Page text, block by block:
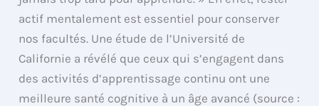
actif mentalement est essentiel pour conserver
nos facultés. Une étude de l’Université de
Californie a révélé que ceux qui s’engagent dans
des activités d’apprentissage continu ont une
meilleure santé cognitive à un âge avancé (source :